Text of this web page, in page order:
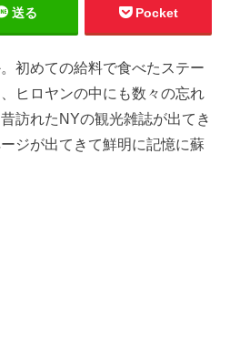
送る Pocket
初めての給料で食べたステー
ヒロヤンの中にも数々の忘れ
訪れたNYの観光雑誌が出てき
ジが出てきて鮮明に記憶に蘇